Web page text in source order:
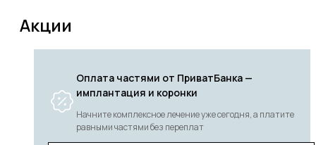
18200 грн.
Атравматичне видалення при імплантації 1 рівень
грн.
Атравматичне видалення при імплантації 2 рівень
Імплант Osstem 2 етап ортопедичний
Акции
Оплата частями от ПриватБанка —
имплантация и коронки
Начните комплексное лечение уже сегодня, а платите
равными частями без переплат